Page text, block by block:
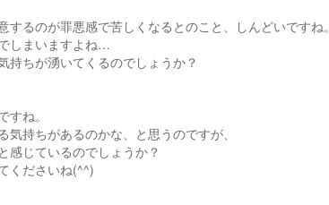
るのが罪悪感で苦しくなるとのこと、しんどいですね。
しまいますよね…
持ちが湧いてくるのでしょうか？
ね。
持ちがあるのかな、と思うのですが、
感じているのでしょうか？
くださいね(^^)